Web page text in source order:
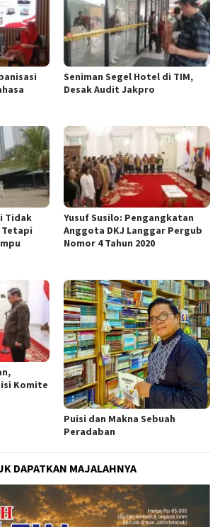
Seniman Segel Hotel di TIM,
Desak Audit Jakpro
Tidak
Tetapi
Yusuf Susilo: Pengangkatan
Anggota DKJ Langgar Pergub
Nomor 4 Tahun 2020
Komite
Puisi dan Makna Sebuah
Peradaban
DAPATKAN MAJALAHNYA